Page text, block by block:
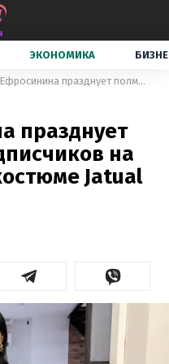
ЭКОНОМИКА
Маша Ефросинина празднует полмиллиона подписчиков на ютубе в черном костюме Jatual Paris
празднует
на
Jatual